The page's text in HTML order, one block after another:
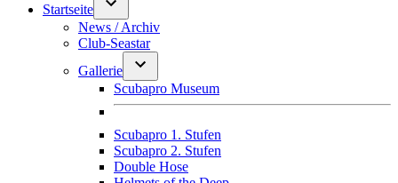
Startseite
News / Archiv
Club-Seastar
Gallerie
Scubapro Museum
Scubapro 1. Stufen
Scubapro 2. Stufen
Double Hose